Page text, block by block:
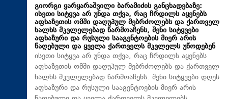
გიორგი ყარყარაშვილი ბარამიძის განცხადებაზე:
ისეთი სიტყვა არ უნდა თქვა, რაც ჩრდილს აყენებს
აფხაზეთის ომში დაღუპულ მებრძოლებს და ქართველ
ხალხს მკვლელებად წარმოაჩენს, შენი სიტყვები
აფხაზური და რუსული სააგენტოების მიერ არის
წაღებული და ყველა ქართველს მკვლელს უწოდებენ
ისეთი სიტყვა არ უნდა თქვა, რაც ჩრდილს აყენებს
აფხაზეთის ომში დაღუპულ მებრძოლებს და ქართველ
ხალხს მკვლელებად წარმოაჩენს. შენი სიტყვები დღეს
აფხაზური და რუსული სააგენტოების მიერ არის